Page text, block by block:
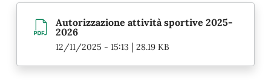
Autorizzazione attività sportive 2025-
2026
12/11/2025 - 15:13 | 28.19 KB